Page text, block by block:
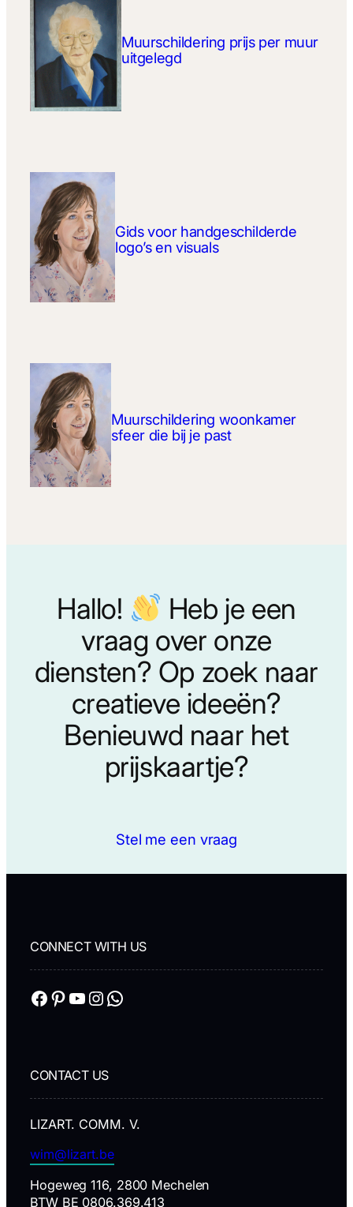
Muurschildering prijs per muur
uitgelegd
Gids voor handgeschilderde
logo’s en visuals
Muurschildering woonkamer
sfeer die bij je past
Hallo!
Heb je een
vraag over onze
diensten? Op zoek naar
creatieve ideeën?
Benieuwd naar het
prijskaartje?
Stel me een vraag
CONNECT WITH US
Facebook Pinterest YouTube Instagram WhatsApp
CONTACT US
LIZART. COMM. V.
wim@lizart.be
Hogeweg 116, 2800 Mechelen
BTW BE 0806.369.413